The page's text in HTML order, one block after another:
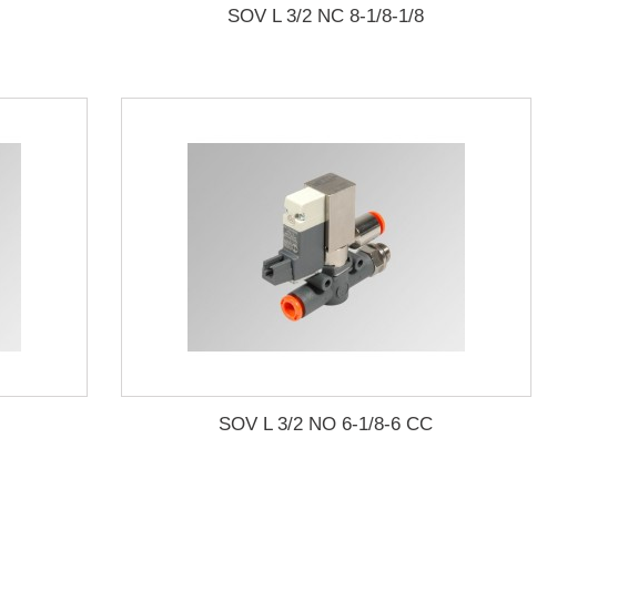
SOV L 3/2 NC 8-1/8-1/8
SOV L 3/2 NO 6-1/8-6 CC